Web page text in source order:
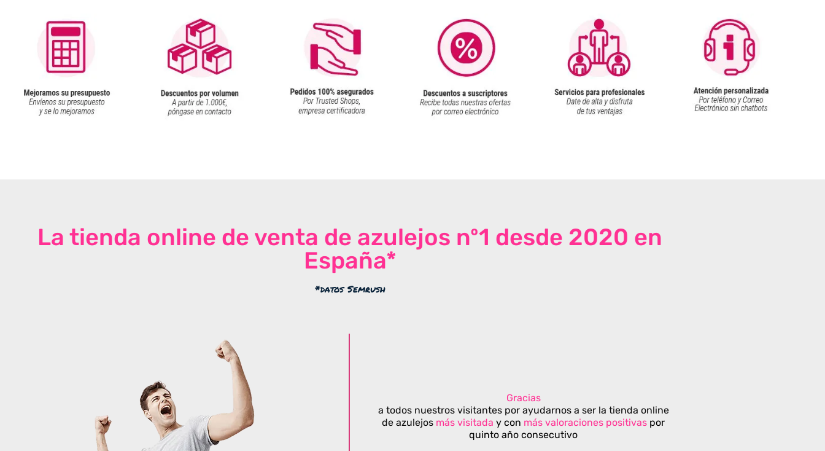
La tienda online de venta de azulejos nº1 desde 2020 en
España*
*datos Semrush
Gracias
a todos nuestros visitantes por ayudarnos a ser la tienda online
de azulejos más visitada y con más valoraciones positivas por
quinto año consecutivo